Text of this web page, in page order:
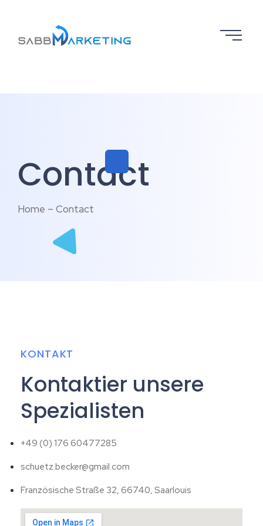
Contact
Home – Contact
KONTAKT
Kontaktier unsere
Spezialisten
+49 (0) 176 60477285
schuetz.becker@gmail.com
Französische Straße 32, 66740, Saarlouis